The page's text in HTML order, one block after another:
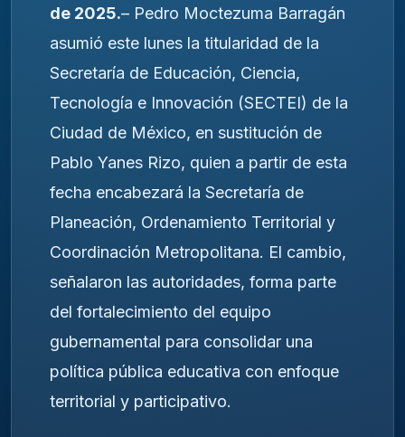
de 2025.– Pedro Moctezuma Barragán
asumió este lunes la titularidad de la
Secretaría de Educación, Ciencia,
Tecnología e Innovación (SECTEI) de la
Ciudad de México, en sustitución de
Pablo Yanes Rizo, quien a partir de esta
fecha encabezará la Secretaría de
Planeación, Ordenamiento Territorial y
Coordinación Metropolitana. El cambio,
señalaron las autoridades, forma parte
del fortalecimiento del equipo
gubernamental para consolidar una
política pública educativa con enfoque
territorial y participativo.